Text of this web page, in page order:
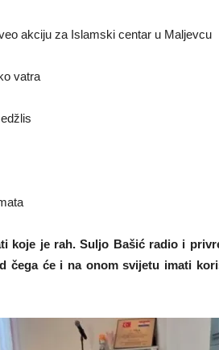
akciju za Islamski centar u Maljevcu
vatra
koje je rah. Suljo Bašić radio i
čega će i na onom svijetu imati